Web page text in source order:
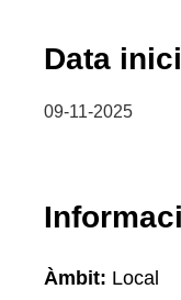
Data inici
09-11-2025
Àmbit: Local